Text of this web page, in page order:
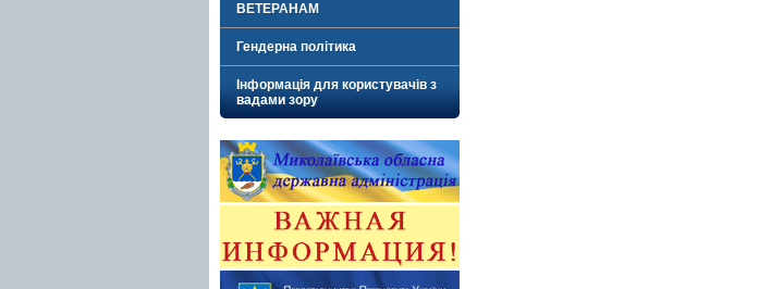
ВЕТЕРАНАМ
Гендерна політика
Інформація для користувачів з
вадами зору